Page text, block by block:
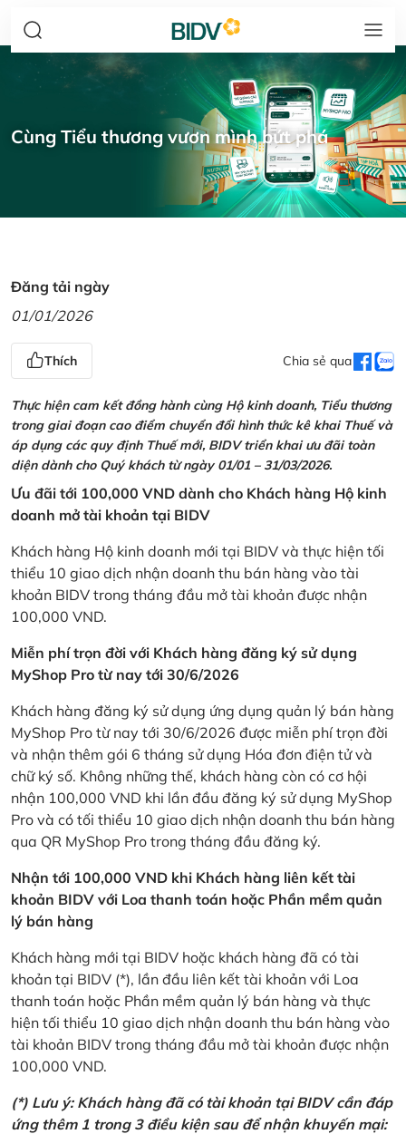
Cùng Tiểu thương vươn mình bứt phá
Đăng tải ngày
01/01/2026
Thích Chia sẻ qua
Thực hiện cam kết đồng hành cùng Hộ kinh doanh, Tiểu thương
trong giai đoạn cao điểm chuyển đổi hình thức kê khai Thuế và
áp dụng các quy định Thuế mới, BIDV triển khai ưu đãi toàn
diện dành cho Quý khách từ ngày 01/01 – 31/03/2026.
Ưu đãi tới 100,000 VND dành cho Khách hàng Hộ kinh
doanh mở tài khoản tại BIDV
Khách hàng Hộ kinh doanh mới tại BIDV và thực hiện tối
thiểu 10 giao dịch nhận doanh thu bán hàng vào tài
khoản BIDV trong tháng đầu mở tài khoản được nhận
100,000 VND.
Miễn phí trọn đời với Khách hàng đăng ký sử dụng
MyShop Pro từ nay tới 30/6/2026
Khách hàng đăng ký sử dụng ứng dụng quản lý bán hàng
MyShop Pro từ nay tới 30/6/2026 được miễn phí trọn đời
và nhận thêm gói 6 tháng sử dụng Hóa đơn điện tử và
chữ ký số. Không những thế, khách hàng còn có cơ hội
nhận 100,000 VND khi lần đầu đăng ký sử dụng MyShop
Pro và có tối thiểu 10 giao dịch nhận doanh thu bán hàng
qua QR MyShop Pro trong tháng đầu đăng ký.
Nhận tới 100,000 VND khi Khách hàng liên kết tài
khoản BIDV với Loa thanh toán hoặc Phần mềm quản
lý bán hàng
Khách hàng mới tại BIDV hoặc khách hàng đã có tài
khoản tại BIDV (*), lần đầu liên kết tài khoản với Loa
thanh toán hoặc Phần mềm quản lý bán hàng và thực
hiện tối thiểu 10 giao dịch nhận doanh thu bán hàng vào
tài khoản BIDV trong tháng đầu mở tài khoản được nhận
100,000 VND.
(*) Lưu ý: Khách hàng đã có tài khoản tại BIDV cần đáp
ứng thêm 1 trong 3 điều kiện sau để nhận khuyến mại: